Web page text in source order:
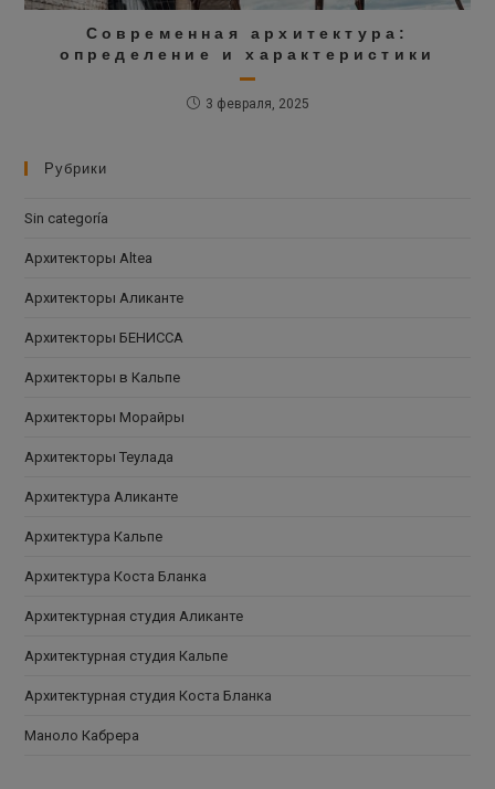
Современная архитектура:
определение и характеристики
3 февраля, 2025
Рубрики
Sin categoría
Архитекторы Altea
Архитекторы Аликанте
Архитекторы БЕНИССА
Архитекторы в Кальпе
Архитекторы Морайры
Архитекторы Теулада
Архитектура Аликанте
Архитектура Кальпе
Архитектура Коста Бланка
Архитектурная студия Аликанте
Архитектурная студия Кальпе
Архитектурная студия Коста Бланка
Маноло Кабрера